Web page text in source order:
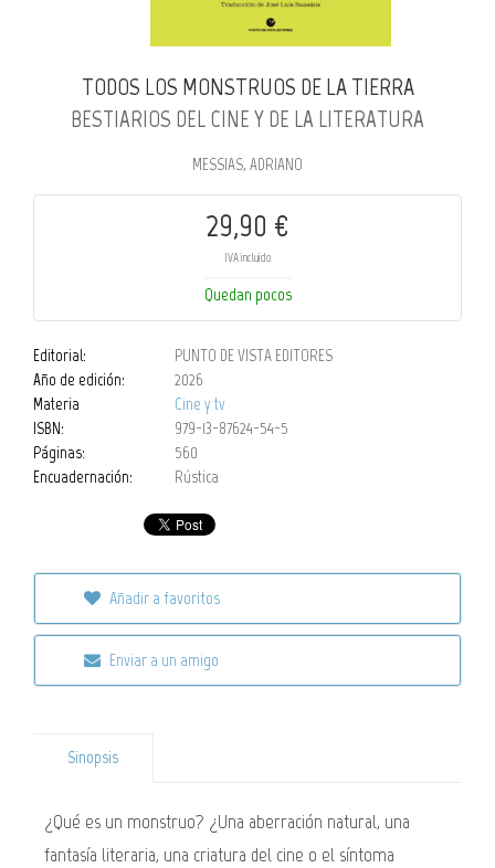
TODOS LOS MONSTRUOS DE LA TIERRA
BESTIARIOS DEL CINE Y DE LA LITERATURA
MESSIAS, ADRIANO
29,90 €
IVA incluido
Quedan pocos
Editorial:
PUNTO DE VISTA EDITORES
Año de edición:
2026
Materia
Cine y tv
ISBN:
979-13-87624-54-5
Páginas:
560
Encuadernación:
Rústica
Añadir a favoritos
Enviar a un amigo
Sinopsis
¿Qué es un monstruo? ¿Una aberración natural, una
fantasía literaria, una criatura del cine o el síntoma